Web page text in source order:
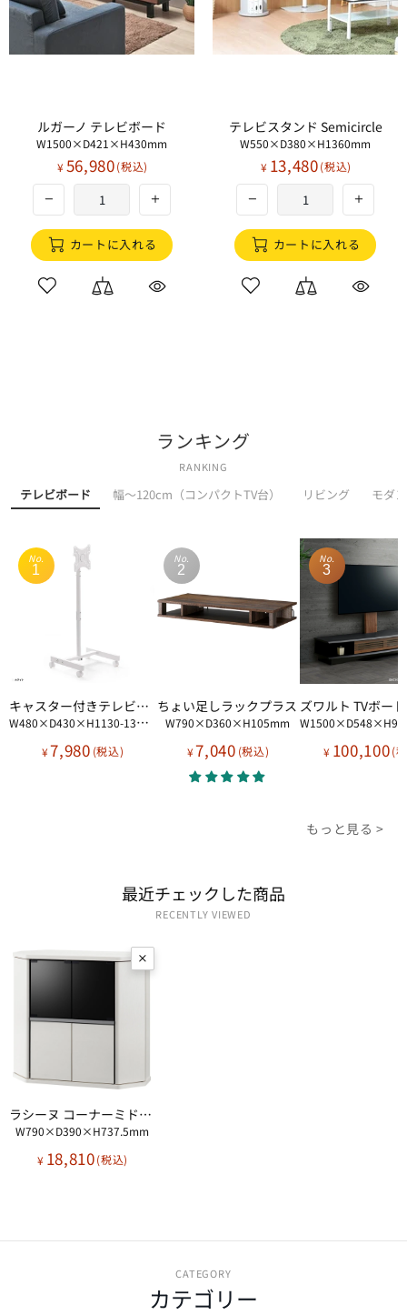
ルガーノ テレビボード
W1500×D421×H430mm
¥56,980
カートに入れる
テレビスタンド Semicircle
W550×D380×H1360mm
¥ 13,480
カートに入れる
ランキング
RANKING
テレビボード 幅～120cm（コンパクトTV台） リビング モダ
No.
1
キャスター付きテレビスタンド Alloy
W480×D430×H1130-1330mm
¥7,980
No.
2
ちょい足しラックプラス
W790×D360×H105mm
¥7,040
No.
3
W1500×D548×H998-
¥ 100,100
もっと見る >
最近​チェックした​商品
RECENTLY VIEWED
ラシーヌ コーナーミドルテレビ台
W790×D390×H737.5mm
¥ 18,810
CATEGORY
カテゴリー